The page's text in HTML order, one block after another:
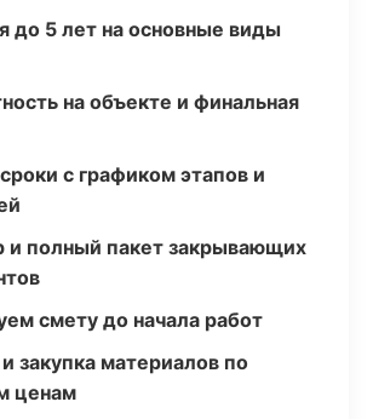
до 5 лет на основные виды
на объекте и финальная
с графиком этапов и
и полный пакет закрывающих
смету до начала работ
закупка материалов по
ценам